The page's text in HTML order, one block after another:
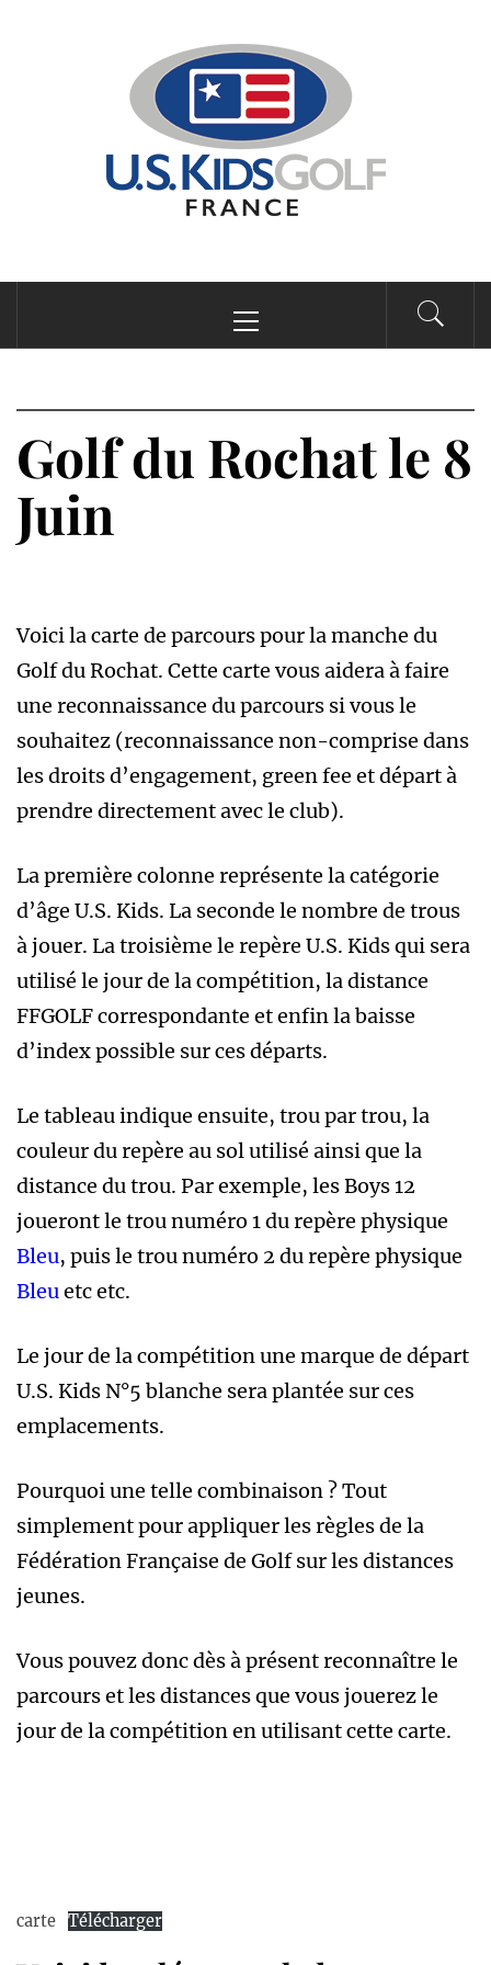
principal
Golf du Rochat le 8
Juin
Voici la carte de parcours pour la manche du
Golf du Rochat. Cette carte vous aidera à faire
une reconnaissance du parcours si vous le
souhaitez (reconnaissance non-comprise dans
les droits d’engagement, green fee et départ à
prendre directement avec le club).
La première colonne représente la catégorie
d’âge U.S. Kids. La seconde le nombre de trous
à jouer. La troisième le repère U.S. Kids qui sera
utilisé le jour de la compétition, la distance
FFGOLF correspondante et enfin la baisse
d’index possible sur ces départs.
Le tableau indique ensuite, trou par trou, la
couleur du repère au sol utilisé ainsi que la
distance du trou. Par exemple, les Boys 12
joueront le trou numéro 1 du repère physique
Bleu, puis le trou numéro 2 du repère physique
Bleuetc etc.
Le jour de la compétition une marque de départ
U.S. Kids N°5 blanche sera plantée sur ces
emplacements.
Pourquoi une telle combinaison ? Tout
simplement pour appliquer les règles de la
Fédération Française de Golf sur les distances
jeunes.
Vous pouvez donc dès à présent reconnaître le
parcours et les distances que vous jouerez le
jour de la compétition en utilisant cette carte.
carte Télécharger